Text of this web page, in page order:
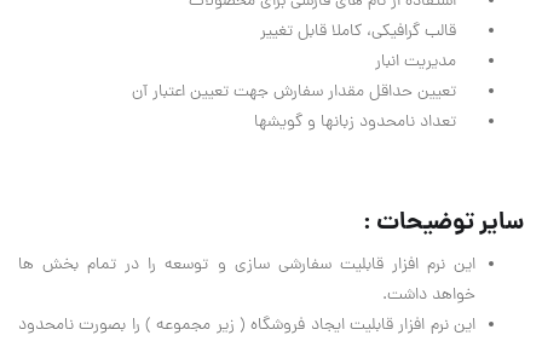
قالب گرافیکی، کاملا قابل تغییر
مدیریت انبار
تعیین حداقل مقدار سفارش جهت تعیین اعتبار آن
تعداد نامحدود زبانها و گویشها
سایر توضیحات :
این نرم افزار قابلیت سفارشی سازی و توسعه را در تمام بخش ها
خواهد داشت.
این نرم افزار قابلیت ایجاد فروشگاه ( زیر مجموعه ) را بصورت نامحدود